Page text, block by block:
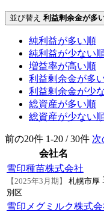
並び替え 利益剰余金が多
純利益が多い順
純利益が少ない
増益率が高い順
利益剰余金が多
利益剰余金が少
総資産が多い順
総資産が少ない
前の20件 1-20 / 30件 次
会社名
雪印種苗株式会社
【2025年3月期】
札幌市厚
別区
雪印メグミルク株式会